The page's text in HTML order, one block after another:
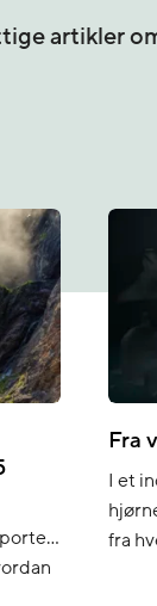
artikler
Fra
I et
fra